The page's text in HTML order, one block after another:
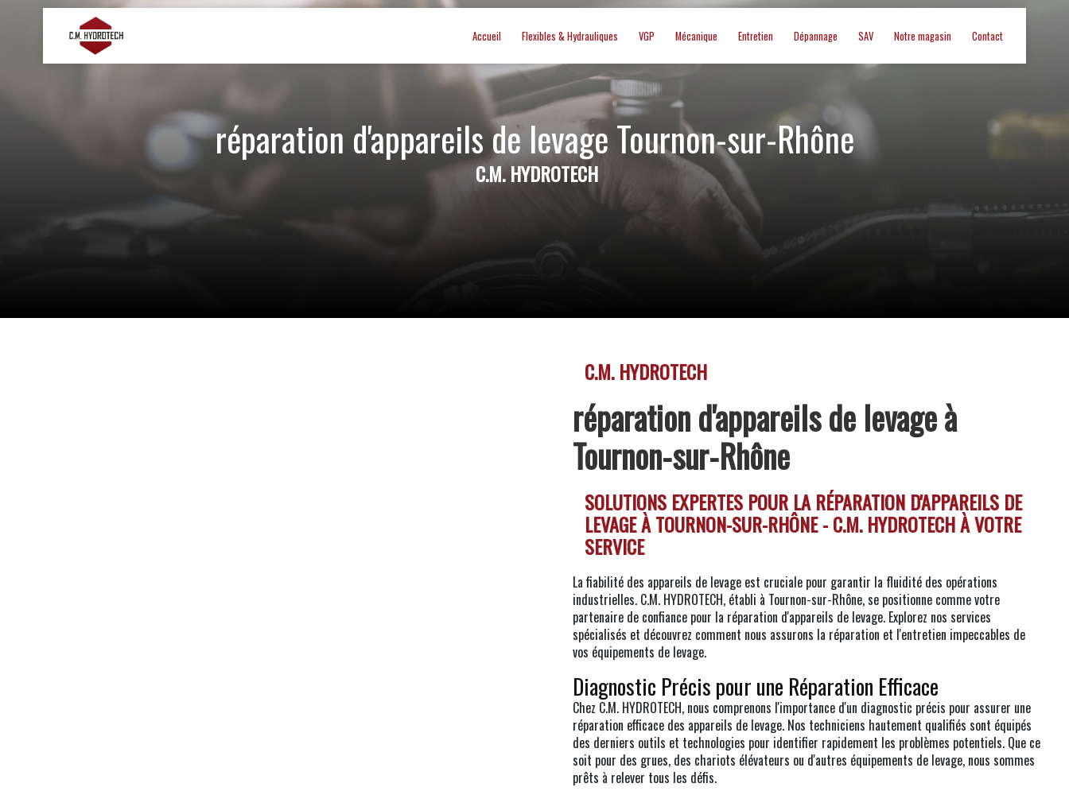
Accueil Flexibles & Hydrauliques VGP Mécanique Entretien Dépannage SAV Notre magasin Contact
réparation d'appareils de levage Tournon-sur-Rhône
C.M. HYDROTECH
C.M. HYDROTECH
réparation d'appareils de levage à
Tournon-sur-Rhône
SOLUTIONS EXPERTES POUR LA RÉPARATION D'APPAREILS DE
LEVAGE À TOURNON-SUR-RHÔNE - C.M. HYDROTECH À VOTRE
SERVICE
La fiabilité des appareils de levage est cruciale pour garantir la fluidité des opérations
industrielles. C.M. HYDROTECH, établi à Tournon-sur-Rhône, se positionne comme votre
partenaire de confiance pour la réparation d'appareils de levage. Explorez nos services
spécialisés et découvrez comment nous assurons la réparation et l'entretien impeccables de
vos équipements de levage.
Diagnostic Précis pour une Réparation Efficace
Chez C.M. HYDROTECH, nous comprenons l'importance d'un diagnostic précis pour assurer une
réparation efficace des appareils de levage. Nos techniciens hautement qualifiés sont équipés
des derniers outils et technologies pour identifier rapidement les problèmes potentiels. Que ce
soit pour des grues, des chariots élévateurs ou d'autres équipements de levage, nous sommes
prêts à relever tous les défis.
Panneau de gestion des cookies